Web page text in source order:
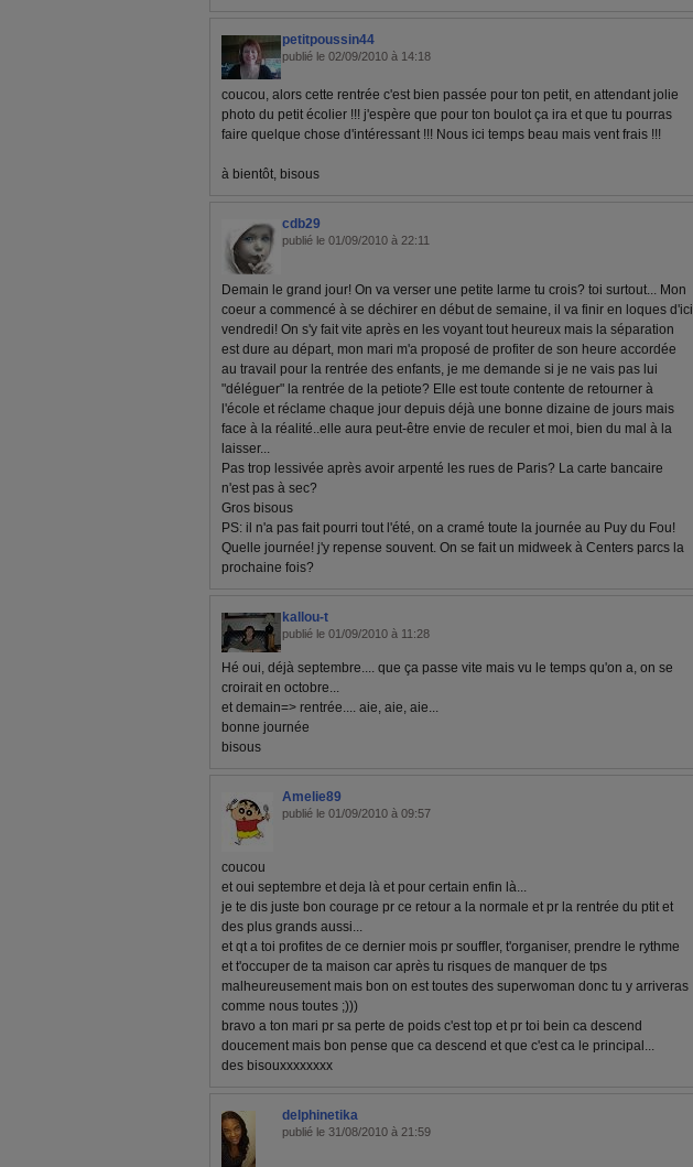
petitpoussin44
publié le 02/09/2010 à 14:18
coucou, alors cette rentrée c'est bien passée pour ton petit, en attendant jolie
photo du petit écolier !!! j'espère que pour ton boulot ça ira et que tu pourras
faire quelque chose d'intéressant !!! Nous ici temps beau mais vent frais !!!
à bientôt, bisous
cdb29
publié le 01/09/2010 à 22:11
Demain le grand jour! On va verser une petite larme tu crois? toi surtout... Mon
coeur a commencé à se déchirer en début de semaine, il va finir en loques d'ici
vendredi! On s'y fait vite après en les voyant tout heureux mais la séparation
est dure au départ, mon mari m'a proposé de profiter de son heure accordée
au travail pour la rentrée des enfants, je me demande si je ne vais pas lui
"déléguer" la rentrée de la petiote? Elle est toute contente de retourner à
l'école et réclame chaque jour depuis déjà une bonne dizaine de jours mais
face à la réalité..elle aura peut-être envie de reculer et moi, bien du mal à la
laisser...
Pas trop lessivée après avoir arpenté les rues de Paris? La carte bancaire
n'est pas à sec?
Gros bisous
PS: il n'a pas fait pourri tout l'été, on a cramé toute la journée au Puy du Fou!
Quelle journée! j'y repense souvent. On se fait un midweek à Centers parcs la
prochaine fois?
kallou-t
publié le 01/09/2010 à 11:28
Hé oui, déjà septembre.... que ça passe vite mais vu le temps qu'on a, on se
croirait en octobre...
et demain=> rentrée.... aie, aie, aie...
bonne journée
bisous
Amelie89
publié le 01/09/2010 à 09:57
coucou
et oui septembre et deja là et pour certain enfin là...
je te dis juste bon courage pr ce retour a la normale et pr la rentrée du ptit et
des plus grands aussi...
et qt a toi profites de ce dernier mois pr souffler, t'organiser, prendre le rythme
et t'occuper de ta maison car après tu risques de manquer de tps
malheureusement mais bon on est toutes des superwoman donc tu y arriveras
comme nous toutes ;)))
bravo a ton mari pr sa perte de poids c'est top et pr toi bein ca descend
doucement mais bon pense que ca descend et que c'est ca le principal...
des bisouxxxxxxxx
delphinetika
publié le 31/08/2010 à 21:59